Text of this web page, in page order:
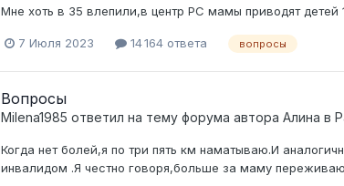
Мне хоть в 35 влепили,в центр РС мамы приводят детей
7 Июля 2023 14 164 ответа вопросы
Вопросы
Milena1985 ответил на тему форума автора Алина в
Когда нет болей,я по три пять км наматываю.И
инвалидом .Я честно говоря,больше за маму